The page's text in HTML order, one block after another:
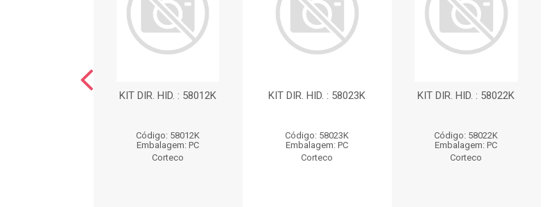
KIT DIR. HID. : 58012K
Código: 58012K
Embalagem: PC
Corteco
KIT DIR. HID. : 58023K
Código: 58023K
Embalagem: PC
Corteco
KIT DIR. HID. : 58022K
Código: 58022K
Embalagem: PC
Corteco